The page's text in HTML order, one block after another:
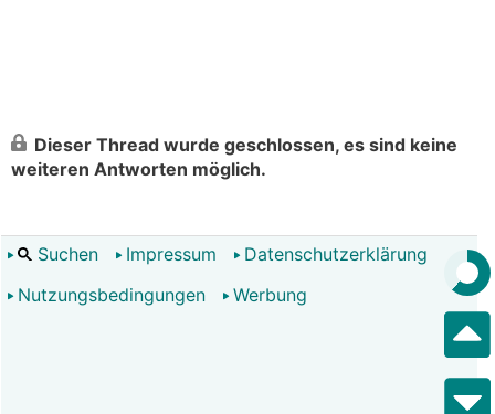
Dieser Thread wurde geschlossen, es sind keine
weiteren Antworten möglich.
Suchen Impressum
Datenschutzerklärung
Nutzungsbedingungen
Werbung